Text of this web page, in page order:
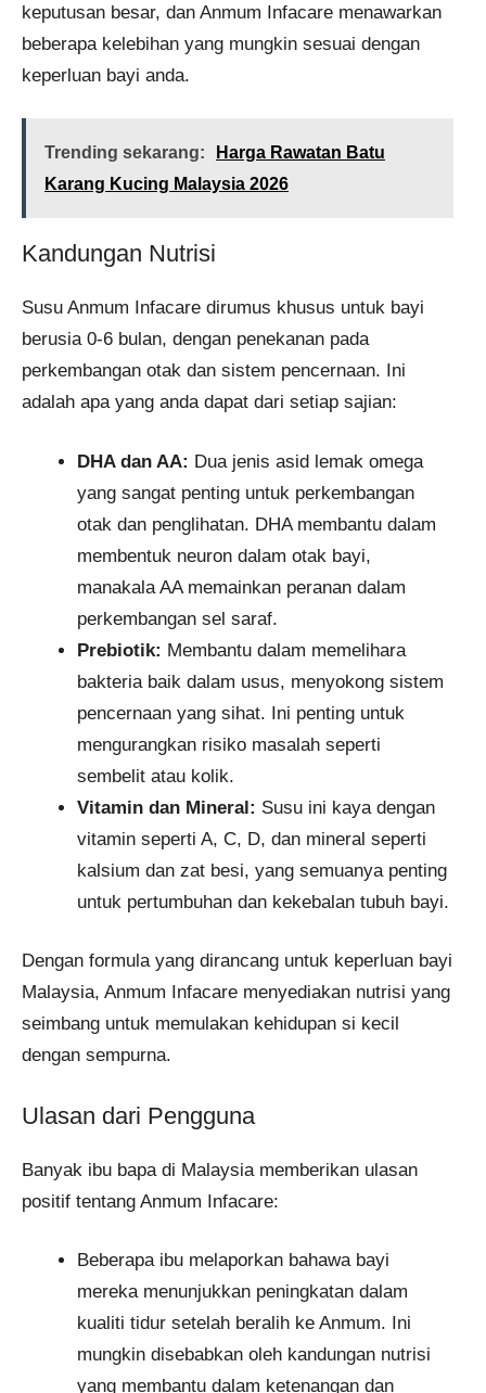
keputusan besar, dan Anmum Infacare menawarkan
beberapa kelebihan yang mungkin sesuai dengan
keperluan bayi anda.
Trending sekarang:
Harga Rawatan Batu
Karang Kucing Malaysia 2026
Kandungan Nutrisi
Susu Anmum Infacare dirumus khusus untuk bayi
berusia 0-6 bulan, dengan penekanan pada
perkembangan otak dan sistem pencernaan. Ini
adalah apa yang anda dapat dari setiap sajian:
DHA dan AA: Dua jenis asid lemak omega
yang sangat penting untuk perkembangan
otak dan penglihatan. DHA membantu dalam
membentuk neuron dalam otak bayi,
manakala AA memainkan peranan dalam
perkembangan sel saraf.
Prebiotik: Membantu dalam memelihara
bakteria baik dalam usus, menyokong sistem
pencernaan yang sihat. Ini penting untuk
mengurangkan risiko masalah seperti
sembelit atau kolik.
Vitamin dan Mineral: Susu ini kaya dengan
vitamin seperti A, C, D, dan mineral seperti
kalsium dan zat besi, yang semuanya penting
untuk pertumbuhan dan kekebalan tubuh bayi.
Dengan formula yang dirancang untuk keperluan bayi
Malaysia, Anmum Infacare menyediakan nutrisi yang
seimbang untuk memulakan kehidupan si kecil
dengan sempurna.
Ulasan dari Pengguna
Banyak ibu bapa di Malaysia memberikan ulasan
positif tentang Anmum Infacare:
Beberapa ibu melaporkan bahawa bayi
mereka menunjukkan peningkatan dalam
kualiti tidur setelah beralih ke Anmum. Ini
mungkin disebabkan oleh kandungan nutrisi
yang membantu dalam ketenangan dan